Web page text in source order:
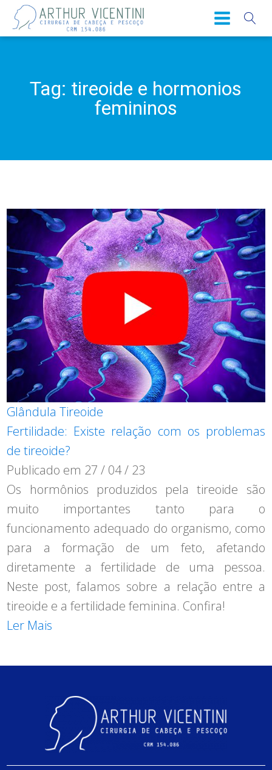
Tag: tireoide e hormonios
femininos
Glândula Tireoide
Fertilidade: Existe relação com os problemas
de tireoide?
Publicado em 27 / 04 / 23
Os hormônios produzidos pela tireoide são
muito importantes tanto para o
funcionamento adequado do organismo, como
para a formação de um feto, afetando
diretamente a fertilidade de uma pessoa.
Neste post, falamos sobre a relação entre a
tireoide e a fertilidade feminina. Confira!
Ler Mais